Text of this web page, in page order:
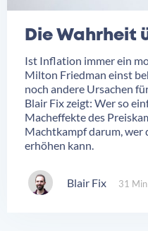
Die Wahrheit
Ist Inflation immer ein
Milton Friedman einst
noch andere Ursachen
Blair Fix zeigt: Wer so
Macheffekte des
Machtkampf darum, wer
erhöhen kann.
Blair Fix 31 Min